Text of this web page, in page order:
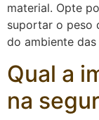
material. Opte
suportar o peso
do ambiente das
Qual a
na